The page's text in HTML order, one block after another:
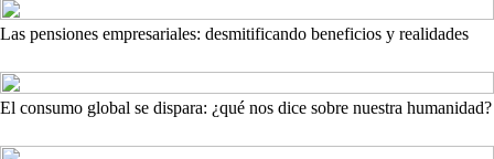
Las pensiones empresariales: desmitificando beneficios y realidades
El consumo global se dispara: ¿qué nos dice sobre nuestra humanidad?